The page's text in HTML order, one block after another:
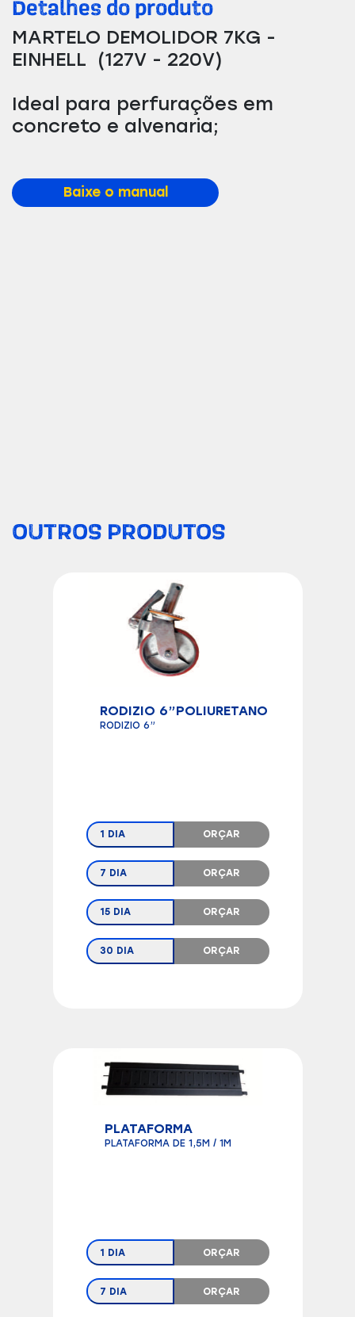
Detalhes do produto
MARTELO DEMOLIDOR 7KG -
EINHELL (127V - 220V)
Ideal para perfurações em
concreto e alvenaria;
Baixe o manual
OUTROS PRODUTOS
RODIZIO 6”POLIURETANO
RODIZIO 6”
1 DIA ORÇAR
7 DIA ORÇAR
15 DIA ORÇAR
30 DIA ORÇAR
PLATAFORMA
PLATAFORMA DE 1,5M / 1M
1 DIA ORÇAR
7 DIA ORÇAR